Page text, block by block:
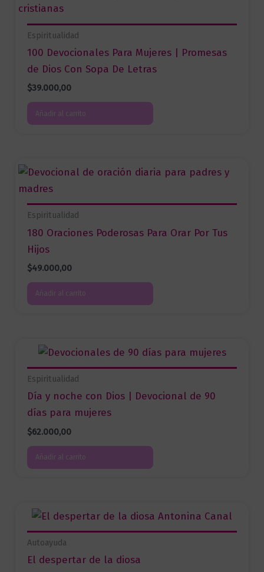
Espiritualidad
100 Devocionales Para Mujeres | Promesas
de Dios Con Sopa De Letras
$39.000,00
Añadir al carrito
Espiritualidad
180 Oraciones Poderosas Para Orar Por Tus
Hijos
$49.000,00
Añadir al carrito
Espiritualidad
Día y noche con Dios | Devocional de 90
días para mujeres
$62.000,00
Añadir al carrito
Autoayuda
El despertar de la diosa